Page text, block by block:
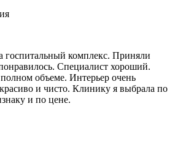
госпитальный комплекс. Приняли
Специалист хороший.
объеме. Интерьер очень
и чисто. Клинику я выбрала по
и по цене.